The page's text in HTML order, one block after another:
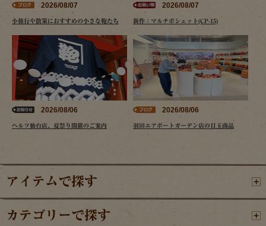
2026/08/07
小旅行や散策におすすめの小さな鞄たち
2026/08/07
新作：マルチポシェット(CP-15)
2026/08/06
ヘルツ仙台店、夏祭り開催のご案内
2026/08/06
羽田エアポートガーデン店の目玉商品
アイテムで探す
カテゴリーで探す